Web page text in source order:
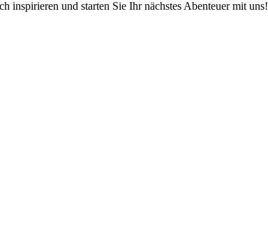
inspirieren und starten Sie Ihr nächstes Abenteuer mit uns!